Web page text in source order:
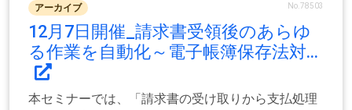
アーカイブ No.78503
12月7日開催_請求書受領後のあらゆ
る作業を自動化～電子帳簿保存法対...
本セミナーでは、「請求書の受け取りから支払処理